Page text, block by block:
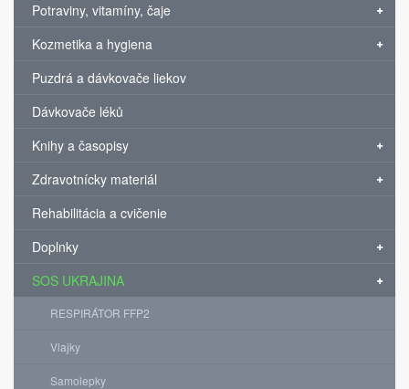
Potraviny, vitamíny, čaje
Kozmetika a hygiena
Puzdrá a dávkovače liekov
Dávkovače léků
Knihy a časopisy
Zdravotnícky materiál
Rehabilitácia a cvičenie
Doplnky
SOS UKRAJINA
RESPIRÁTOR FFP2
Vlajky
Samolepky